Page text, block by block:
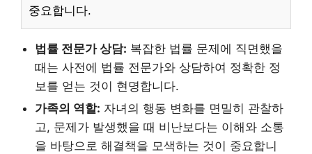
중요합니다.
법률 전문가 상담: 복잡한 법률 문제에 직면했을
때는 사전에 법률 전문가와 상담하여 정확한 정
보를 얻는 것이 현명합니다.
가족의 역할: 자녀의 행동 변화를 면밀히 관찰하
고, 문제가 발생했을 때 비난보다는 이해와 소통
을 바탕으로 해결책을 모색하는 것이 중요합니